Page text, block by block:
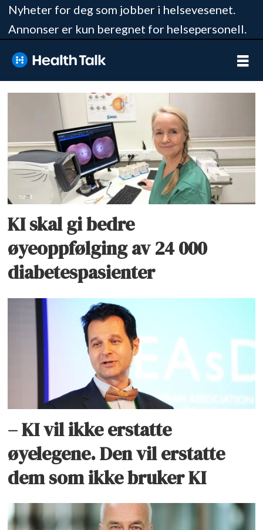
Nyheter for deg som jobber i helsevesenet.
Annonser er kun beregnet for helsepersonell.
Tag:
diabetes
KI skal gi bedre
øyeoppfølging av 24 000
diabetespasienter
– KI vil ikke erstatte
øyelegene. Den vil erstatte
dem som ikke bruker KI